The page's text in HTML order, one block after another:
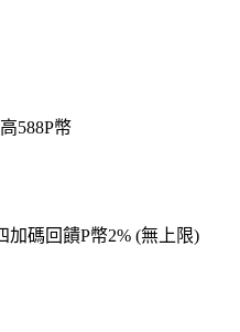
588P幣
加碼回饋P幣2% (無上限)